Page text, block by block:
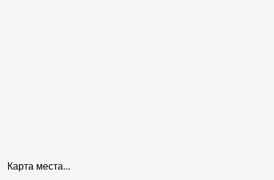
Карта места...